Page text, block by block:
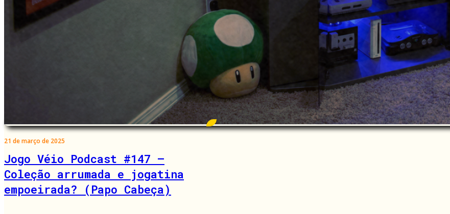
21 de março de 2025
Jogo Véio Podcast #147 –
Coleção arrumada e jogatina
empoeirada? (Papo Cabeça)